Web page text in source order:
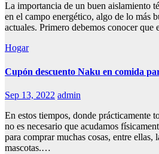
La importancia de un buen aislamiento
en el campo energético, algo de lo más
actuales. Primero debemos conocer
Hogar
Cupón descuento Naku en comida
Sep 13, 2022 admin
En estos tiempos, donde prácticamente
no es necesario que acudamos
para comprar muchas cosas, entre ellas,
mascotas.…